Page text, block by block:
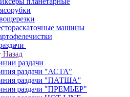
машины
Назад
раздачи
раздачи "АСТА"
раздачи "ПАТША"
раздачи "ПРЕМЬЕР"